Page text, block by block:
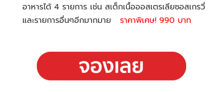
อาหารได้ 4 รายการ เช่น สเต็กเนื้อออสเตรเลียซอสเกรวี่
และรายการอื่นๆอีกมากมาย ราคาพิเศษ! 990 บาท